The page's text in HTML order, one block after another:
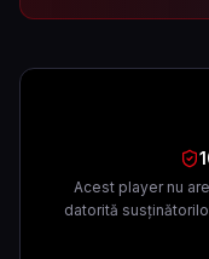
Acest player nu
datorită